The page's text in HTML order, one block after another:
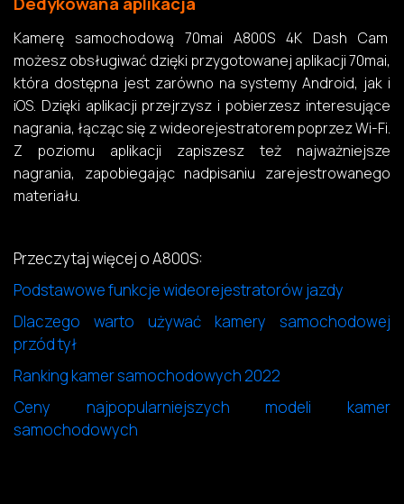
Kamerę samochodową 70mai A800S 4K Dash Cam
możesz obsługiwać dzięki przygotowanej aplikacji 70mai,
która dostępna jest zarówno na systemy Android, jak i
iOS. Dzięki aplikacji przejrzysz i pobierzesz interesujące
nagrania, łącząc się z wideorejestratorem poprzez Wi-Fi.
Z poziomu aplikacji zapiszesz też najważniejsze
nagrania, zapobiegając nadpisaniu zarejestrowanego
materiału.
Przeczytaj więcej o A800S:
Podstawowe funkcje wideorejestratorów jazdy
Dlaczego warto używać kamery samochodowej
przód tył
Ranking kamer samochodowych 2022
Ceny najpopularniejszych modeli kamer
samochodowych